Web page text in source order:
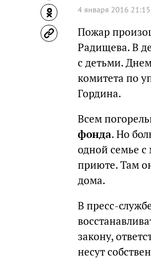
4 января 2016 21:15
Пожар
Радищева. В
с детьми.
комитета по
Гордина.
Всем
фонда. Но
одной семье
приюте. Там
дома.
В пресс-
закону,
несут